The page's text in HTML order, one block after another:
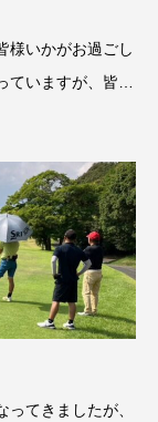
様いかがお過ごし
いますが、皆さ
てきましたが、